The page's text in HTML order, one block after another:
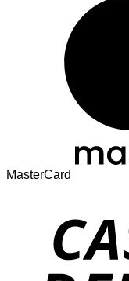
MasterCard